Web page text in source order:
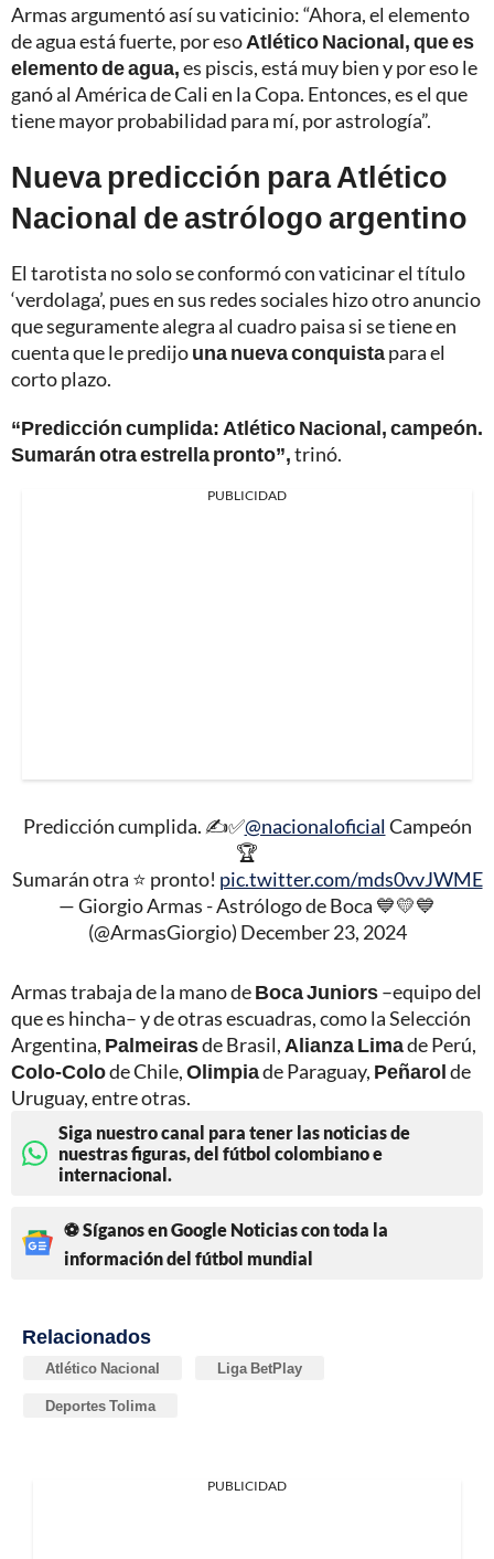
Armas argumentó así su vaticinio: “Ahora, el elemento
de agua está fuerte, por esoAtlético Nacional, que es
elemento de agua,es piscis, está muy bien y por eso le
ganó al América de Cali en la Copa. Entonces, es el que
tiene mayor probabilidad para mí, por astrología”.
Nueva predicción para Atlético
Nacional de astrólogo argentino
El tarotista no solo se conformó con vaticinar el título
‘verdolaga’, pues en sus redes sociales hizo otro anuncio
que seguramente alegra al cuadro paisa si se tiene en
cuenta que le predijouna nueva conquistapara el
corto plazo.
“Predicción cumplida: Atlético Nacional, campeón.
Sumarán otra estrella pronto”,trinó.
PUBLICIDAD
Predicción cumplida. ✍✅@nacionaloficialCampeón
🏆
Sumarán otra ⭐ pronto! pic.twitter.com/mds0vvJWME
— Giorgio Armas - Astrólogo de Boca 💙💛💙
(@ArmasGiorgio) December 23, 2024
Armas trabaja de la mano deBoca Juniors–equipo del
que es hincha– y de otras escuadras, como la Selección
Argentina, Palmeirasde Brasil, Alianza Limade Perú,
Colo-Colode Chile,Olimpiade Paraguay, Peñarolde
Uruguay, entre otras.
Siga nuestro canal para tener las noticias de
nuestras figuras, del fútbol colombiano e
internacional.
⚽ Síganos en Google Noticias con toda la
información del fútbol mundial
Relacionados
Atlético Nacional Liga BetPlay
Deportes Tolima
PUBLICIDAD